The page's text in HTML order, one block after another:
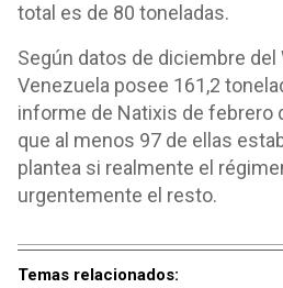
total es de 80 toneladas.
Según datos de diciembre del
Venezuela posee 161,2
informe de Natixis de febrero
que al menos 97 de ellas
plantea si realmente el
urgentemente el resto.
Temas relacionados: